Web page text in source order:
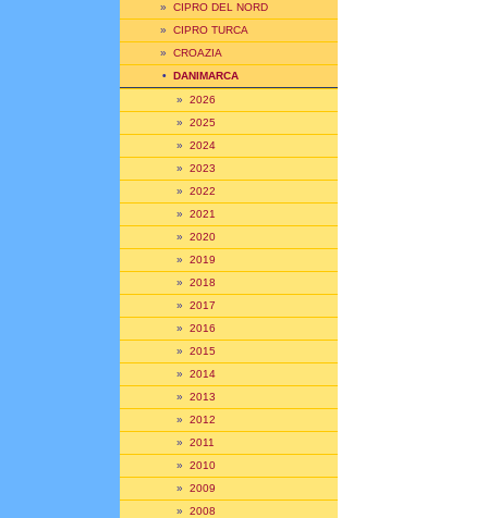
» CIPRO DEL NORD
» CIPRO TURCA
» CROAZIA
• DANIMARCA
» 2026
» 2025
» 2024
» 2023
» 2022
» 2021
» 2020
» 2019
» 2018
» 2017
» 2016
» 2015
» 2014
» 2013
» 2012
» 2011
» 2010
» 2009
» 2008